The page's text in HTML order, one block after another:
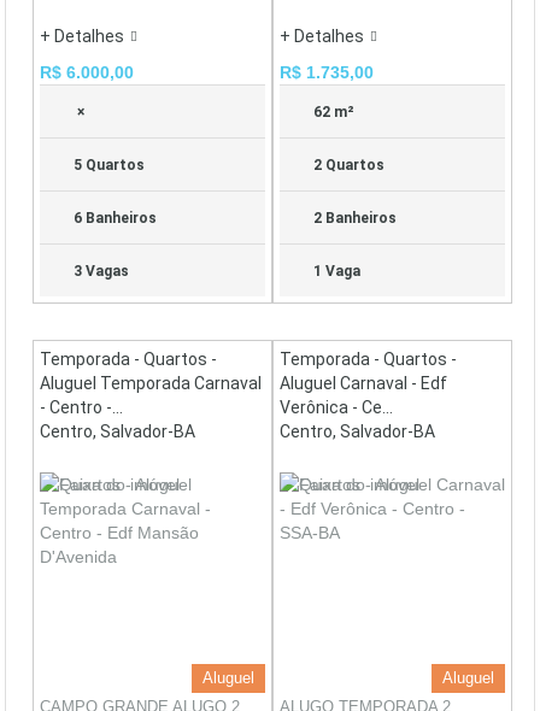
+ Detalhes
R$ 6.000,00
×
5 Quartos
6 Banheiros
3 Vagas
+ Detalhes
R$ 1.735,00
62 m²
2 Quartos
2 Banheiros
1 Vaga
Temporada - Quartos -
Aluguel Temporada Carnaval
- Centro -...
Centro, Salvador-BA
Aluguel
CAMPO GRANDE ALUGO 2
Temporada - Quartos -
Aluguel Carnaval - Edf
Verônica - Ce...
Centro, Salvador-BA
Aluguel
ALUGO TEMPORADA 2